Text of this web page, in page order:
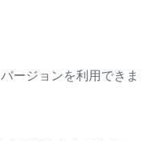
バージョンを利用できま